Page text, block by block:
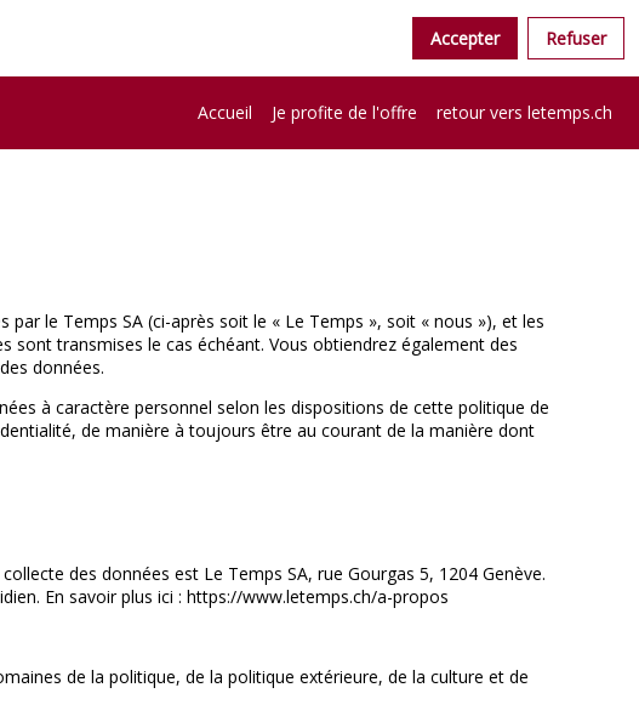
Accueil Je profite de l'offre retour vers letemps.ch
le Temps SA (ci-après soit le « Le Temps », soit « nous »), et les
transmises le cas échéant. Vous obtiendrez également des
données.
à caractère personnel selon les dispositions de cette politique de
de manière à toujours être au courant de la manière dont
des données est Le Temps SA, rue Gourgas 5, 1204 Genève.
En savoir plus ici : https://www.letemps.ch/a-propos
de la politique, de la politique extérieure, de la culture et de
Accepter Refuser